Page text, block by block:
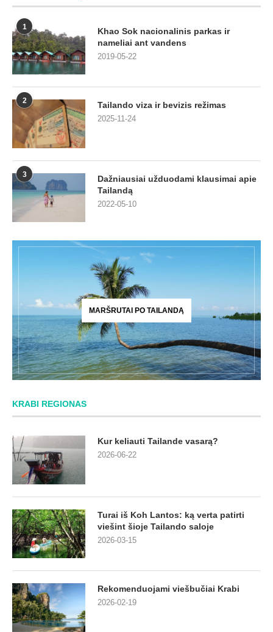
1
Khao Sok nacionalinis parkas ir
nameliai ant vandens
2019-05-22
2 Tailando viza ir bevizis režimas
2025-11-24
3
Dažniausiai užduodami klausimai apie
Tailandą
2022-05-10
MARŠRUTAI PO TAILANDĄ
KRABI REGIONAS
Kur keliauti Tailande vasarą?
2026-06-22
Turai iš Koh Lantos: ką verta patirti
viešint šioje Tailando saloje
2026-03-15
Rekomenduojami viešbučiai Krabi
2026-02-19